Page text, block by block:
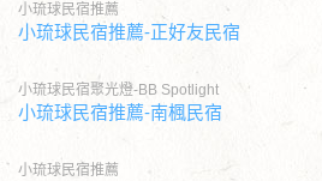
小琉球民宿推薦
小琉球民宿推薦-正好友民宿
小琉球民宿聚光燈-BB Spotlight
小琉球民宿推薦-南楓民宿
小琉球民宿推薦